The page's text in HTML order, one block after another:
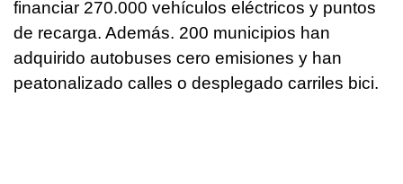
financiar 270.000 vehículos eléctricos y puntos
de recarga. Además. 200 municipios han
adquirido autobuses cero emisiones y han
peatonalizado calles o desplegado carriles bici.